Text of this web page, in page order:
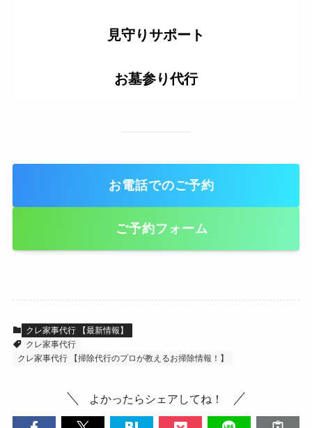
見守りサポート
お墓参り代行
お電話でのご予約
ご予約フォーム
クレ家事代行 【最新情報】
クレ家事代行
クレ家事代行 【掃除代行のプロが教えるお掃除情報！】
よかったらシェアしてね！